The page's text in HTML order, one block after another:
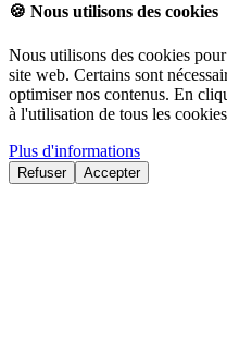
🍪 Nous utilisons des cookies
Nous utilisons des cookies
site web. Certains sont
optimiser nos contenus. En
à l'utilisation de tous les
Plus d'informations
Refuser Accepter